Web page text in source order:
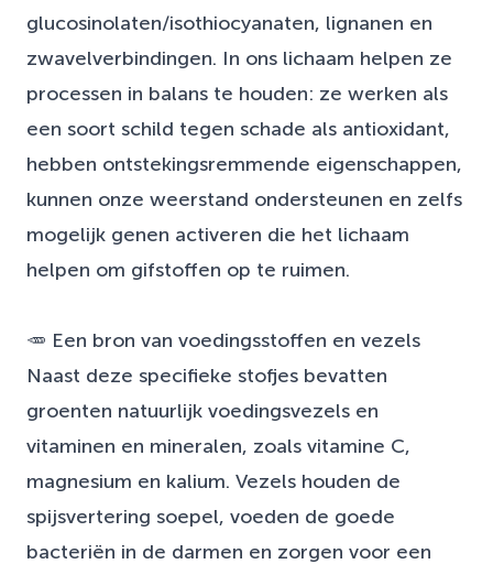
glucosinolaten/isothiocyanaten, lignanen en
zwavelverbindingen. In ons lichaam helpen ze
processen in balans te houden: ze werken als
een soort schild tegen schade als antioxidant,
hebben ontstekingsremmende eigenschappen,
kunnen onze weerstand ondersteunen en zelfs
mogelijk genen activeren die het lichaam
helpen om gifstoffen op te ruimen.
🥕 Een bron van voedingsstoffen en vezels
Naast deze specifieke stofjes bevatten
groenten natuurlijk voedingsvezels en
vitaminen en mineralen, zoals vitamine C,
magnesium en kalium. Vezels houden de
spijsvertering soepel, voeden de goede
bacteriën in de darmen en zorgen voor een